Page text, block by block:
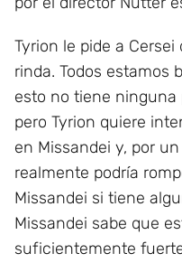
Tyrion le pide a
rinda. Todos estamos
esto no tiene ninguna
pero Tyrion quiere
en Missandei y, por
realmente podría
Missandei si tiene
Missandei sabe que
suficientemente